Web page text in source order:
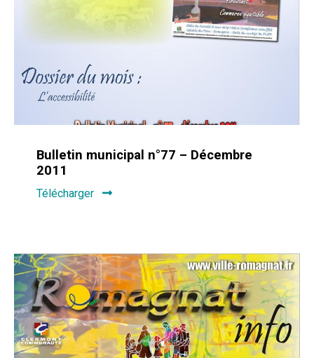
Bulletin municipal n°77 – Décembre
2011
Télécharger